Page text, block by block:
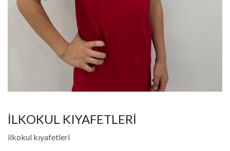
İLKOKUL KIYAFETLERİ
ilkokul kıyafetleri